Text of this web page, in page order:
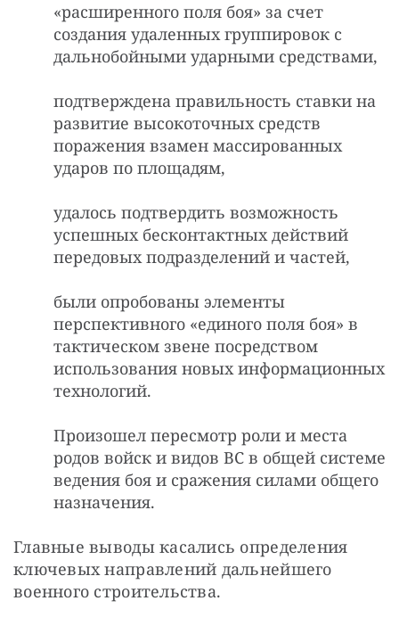
«расширенного поля боя» за счет
создания удаленных группировок с
дальнобойными ударными средствами,
подтверждена правильность ставки на
развитие высокоточных средств
поражения взамен массированных
ударов по площадям,
удалось подтвердить возможность
успешных бесконтактных действий
передовых подразделений и частей,
были опробованы элементы
перспективного «единого поля боя» в
тактическом звене посредством
использования новых информационных
технологий.
Произошел пересмотр роли и места
родов войск и видов ВС в общей системе
ведения боя и сражения силами общего
назначения.
Главные выводы касались определения
ключевых направлений дальнейшего
военного строительства.